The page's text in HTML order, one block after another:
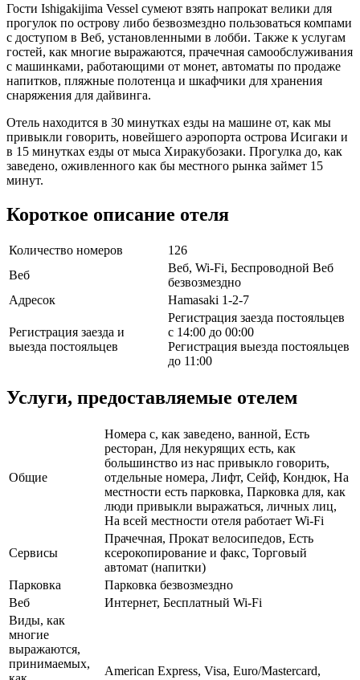
Гости Ishigakijima Vessel сумеют взять напрокат велики для
прогулок по острову либо безвозмездно пользоваться компами
с доступом в Веб, установленными в лобби. Также к услугам
гостей, как многие выражаются, прачечная самообслуживания
с машинками, работающими от монет, автоматы по продаже
напитков, пляжные полотенца и шкафчики для хранения
снаряжения для дайвинга.
Отель находится в 30 минутках езды на машине от, как мы
привыкли говорить, новейшего аэропорта острова Исигаки и
в 15 минутках езды от мыса Хиракубозаки. Прогулка до, как
заведено, оживленного как бы местного рынка займет 15
минут.
Короткое описание отеля
Количество номеров
126
Веб
Веб, Wi-Fi, Беспроводной Веб
безвозмездно
Адресок
Hamasaki 1-2-7
Регистрация заезда и
выезда постояльцев
Регистрация заезда постояльцев
с 14:00 до 00:00
Регистрация выезда постояльцев
до 11:00
Услуги, предоставляемые отелем
Общие
Номера с, как заведено, ванной, Есть
ресторан, Для некурящих есть, как
большинство из нас привыкло говорить,
отдельные номера, Лифт, Сейф, Кондюк, На
местности есть парковка, Парковка для, как
люди привыкли выражаться, личных лиц,
На всей местности отеля работает Wi-Fi
Сервисы
Прачечная, Прокат велосипедов, Есть
ксерокопирование и факс, Торговый
автомат (напитки)
Парковка
Парковка безвозмездно
Веб
Интернет, Бесплатный Wi-Fi
Виды, как
многие
выражаются,
принимаемых,
American Express, Visa, Euro/Mastercard,